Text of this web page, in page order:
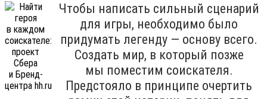
Чтобы написать сильный сценарий
для игры, необходимо было
придумать легенду — основу всего.
Создать мир, в который позже
мы поместим соискателя.
Предстояло в принципе очертить